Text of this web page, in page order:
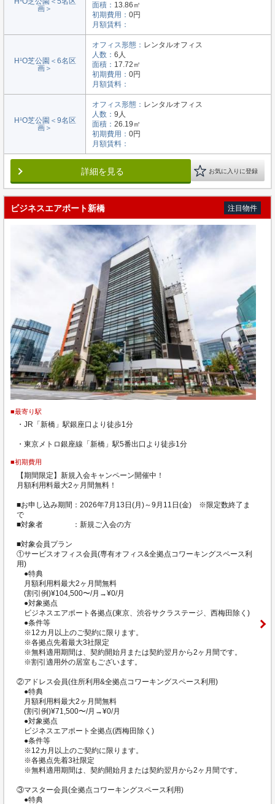
画＞
面積： 13.86㎡
初期費用： 0円
月額賃料：
H¹O芝公園＜6名区
画＞
オフィス形態： レンタルオフィス
人数： 6人
面積： 17.72㎡
初期費用： 0円
月額賃料：
H¹O芝公園＜9名区
画＞
オフィス形態： レンタルオフィス
人数： 9人
面積： 26.19㎡
初期費用： 0円
月額賃料：
詳細を見る お気に入りに登録
ビジネスエアポート新橋 注目物件
■最寄り駅
・JR「新橋」駅銀座口より徒歩1分
・東京メトロ銀座線「新橋」駅5番出口より徒歩1分
■初期費用
【期間限定】新規入会キャンペーン開催中！
月額利用料最大2ヶ月間無料！
■お申し込み期間：2026年7月13日(月)～9月11日(金) ※限定数終了ま
で
■対象者 ：新規ご入会の方
■対象会員プラン
①サービスオフィス会員(専有オフィス&全拠点コワーキングスペース利
用)
●特典
月額利用料最大2ヶ月間無料
(割引例)¥104,500〜/月→¥0/月
●対象拠点
ビジネスエアポート各拠点(東京、渋谷サクラステージ、西梅田除く)
●条件等
※12カ月以上のご契約に限ります。
※各拠点先着最大3社限定
※無料適用期間は、契約開始月または契約翌月から2ヶ月間です。
※割引適用外の居室もございます。
②アドレス会員(住所利用&全拠点コワーキングスペース利用)
●特典
月額利用料最大2ヶ月間無料
(割引例)¥71,500〜/月→¥0/月
●対象拠点
ビジネスエアポート全拠点(西梅田除く)
●条件等
※12カ月以上のご契約に限ります。
※各拠点先着3社限定
※無料適用期間は、契約開始月または契約翌月から2ヶ月間です。
③マスター会員(全拠点コワーキングスペース利用)
●特典